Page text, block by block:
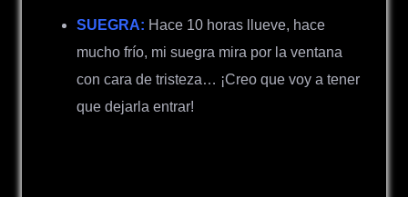
SUEGRA: Hace 10 horas llueve, hace
mucho frío, mi suegra mira por la ventana
con cara de tristeza… ¡Creo que voy a tener
que dejarla entrar!